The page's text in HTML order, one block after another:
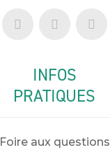
INFOS
PRATIQUES
Foire aux questions